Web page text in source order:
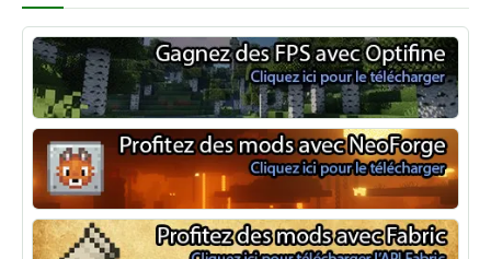
Optifine
NeoForge